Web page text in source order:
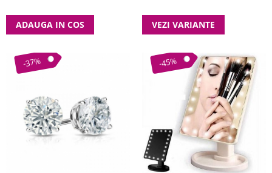
ADAUGA IN COS VEZI VARIANTE
-37% -45%